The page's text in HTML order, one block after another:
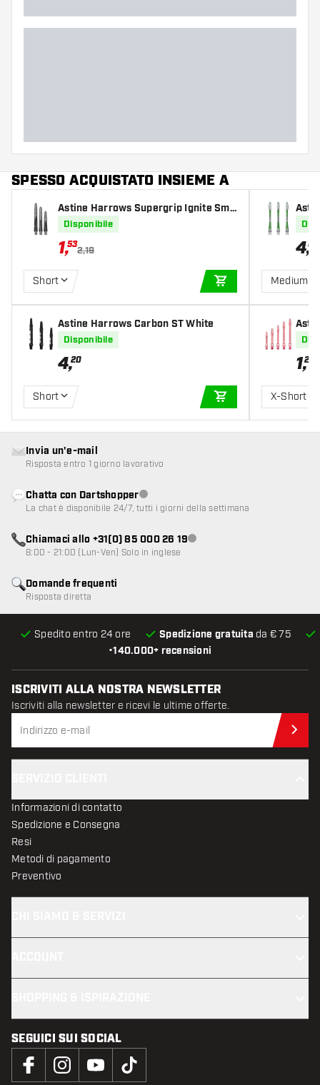
SPESSO ACQUISTATO INSIEME A
Astine Harrows Supergrip Ignite Smo
key
Disponibile
1,53
2,19
Short
AGGIUNGI AL
Astine Harrows Carbon ST White
Disponibile
4,20
Short
AGGIUNGI AL
4,00
Medium
1,20
X-Short
•140.000+ recensioni
Spedito entro 24 ore Spedizione gratuita da € 75
Domande frequenti
Risposta diretta
Invia un'e-mail
Risposta entro 1 giorno lavorativo
Chatta con DartshopperServizio clienti non disponibile
La chat è disponibile 24/7, tutti i giorni della settimana
Chiamaci allo +31(0) 85 000 26 19Servizio clienti non disponibile
8:00 - 21:00 (Lun-Ven) Solo in inglese
ISCRIVITI ALLA NOSTRA NEWSLETTER
Iscriviti alla newsletter e ricevi le ultime offerte.
Informazioni di contatto
Spedizione e Consegna
Resi
Metodi di pagamento
Preventivo
SEGUICI SUI SOCIAL